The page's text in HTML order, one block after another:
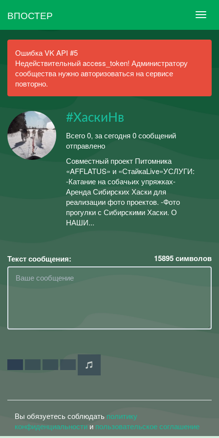
ВПОСТЕР
Ошибка VK API #5
Недействительный access_token! Администратору
сообщества нужно авторизоваться на сервисе
повторно.
#ХаскиНв
Всего 0, за сегодня 0 сообщений
отправлено
Совместный проект Питомника
«AFFLATUS» и «СтайкаLive»УСЛУГИ:
-Катание на собачьих упряжках-
Аренда Сибирских Хаски для
реализации фото проектов. -Фото
прогулки с Сибирскими Хаски. О
НАШИ...
Текст сообщения: 15895символов
Вы обязуетесь соблюдать политику
конфиденциальности и пользовательское соглашение